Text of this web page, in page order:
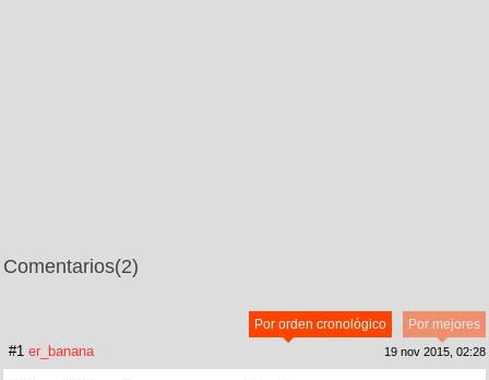
Comentarios(2)
Por mejores
Por orden cronológico
#1 er_banana 19 nov 2015, 02:28